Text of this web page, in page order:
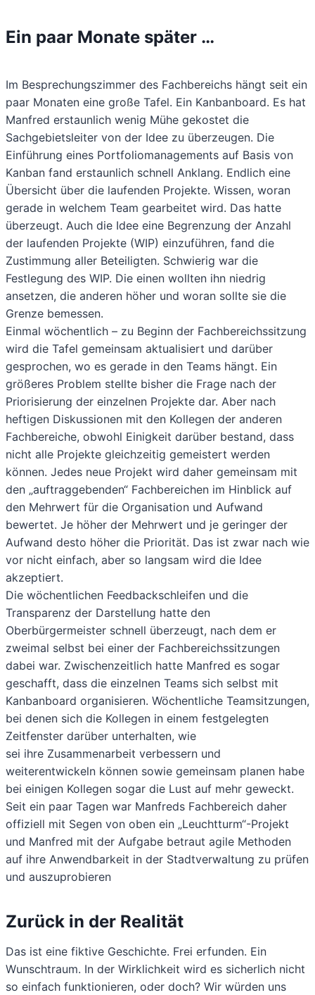
Ein paar Monate später …
Im Besprechungszimmer des Fachbereichs hängt seit ein
paar Monaten eine große Tafel. Ein Kanbanboard. Es hat
Manfred erstaunlich wenig Mühe gekostet die
Sachgebietsleiter von der Idee zu überzeugen. Die
Einführung eines Portfoliomanagements auf Basis von
Kanban fand erstaunlich schnell Anklang. Endlich eine
Übersicht über die laufenden Projekte. Wissen, woran
gerade in welchem Team gearbeitet wird. Das hatte
überzeugt. Auch die Idee eine Begrenzung der Anzahl
der laufenden Projekte (WIP) einzuführen, fand die
Zustimmung aller Beteiligten. Schwierig war die
Festlegung des WIP. Die einen wollten ihn niedrig
ansetzen, die anderen höher und woran sollte sie die
Grenze bemessen.
Einmal wöchentlich – zu Beginn der Fachbereichssitzung
wird die Tafel gemeinsam aktualisiert und darüber
gesprochen, wo es gerade in den Teams hängt. Ein
größeres Problem stellte bisher die Frage nach der
Priorisierung der einzelnen Projekte dar. Aber nach
heftigen Diskussionen mit den Kollegen der anderen
Fachbereiche, obwohl Einigkeit darüber bestand, dass
nicht alle Projekte gleichzeitig gemeistert werden
können. Jedes neue Projekt wird daher gemeinsam mit
den „auftraggebenden“ Fachbereichen im Hinblick auf
den Mehrwert für die Organisation und Aufwand
bewertet. Je höher der Mehrwert und je geringer der
Aufwand desto höher die Priorität. Das ist zwar nach wie
vor nicht einfach, aber so langsam wird die Idee
akzeptiert.
Die wöchentlichen Feedbackschleifen und die
Transparenz der Darstellung hatte den
Oberbürgermeister schnell überzeugt, nach dem er
zweimal selbst bei einer der Fachbereichssitzungen
dabei war. Zwischenzeitlich hatte Manfred es sogar
geschafft, dass die einzelnen Teams sich selbst mit
Kanbanboard organisieren. Wöchentliche Teamsitzungen,
bei denen sich die Kollegen in einem festgelegten
Zeitfenster darüber unterhalten, wie
sei ihre Zusammenarbeit verbessern und
weiterentwickeln können sowie gemeinsam planen habe
bei einigen Kollegen sogar die Lust auf mehr geweckt.
Seit ein paar Tagen war Manfreds Fachbereich daher
offiziell mit Segen von oben ein „Leuchtturm“-Projekt
und Manfred mit der Aufgabe betraut agile Methoden
auf ihre Anwendbarkeit in der Stadtverwaltung zu prüfen
und auszuprobieren
Zurück in der Realität
Das ist eine fiktive Geschichte. Frei erfunden. Ein
Wunschtraum. In der Wirklichkeit wird es sicherlich nicht
so einfach funktionieren, oder doch? Wir würden uns